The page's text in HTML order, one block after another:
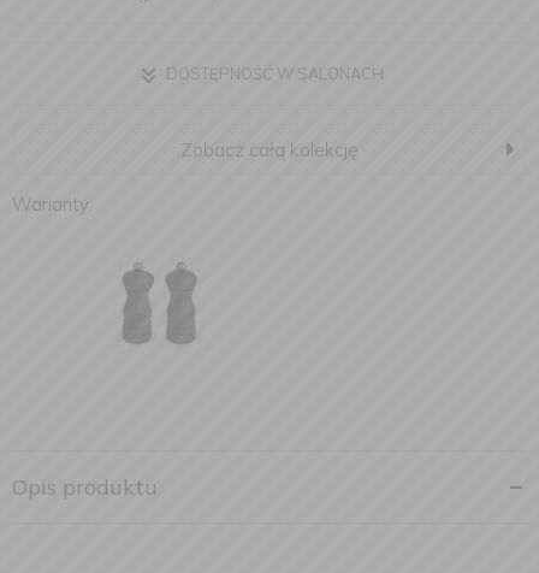
DOSTĘPNOŚĆ W SALONACH
Zobacz całą kolekcję
Warianty:
Opis produktu